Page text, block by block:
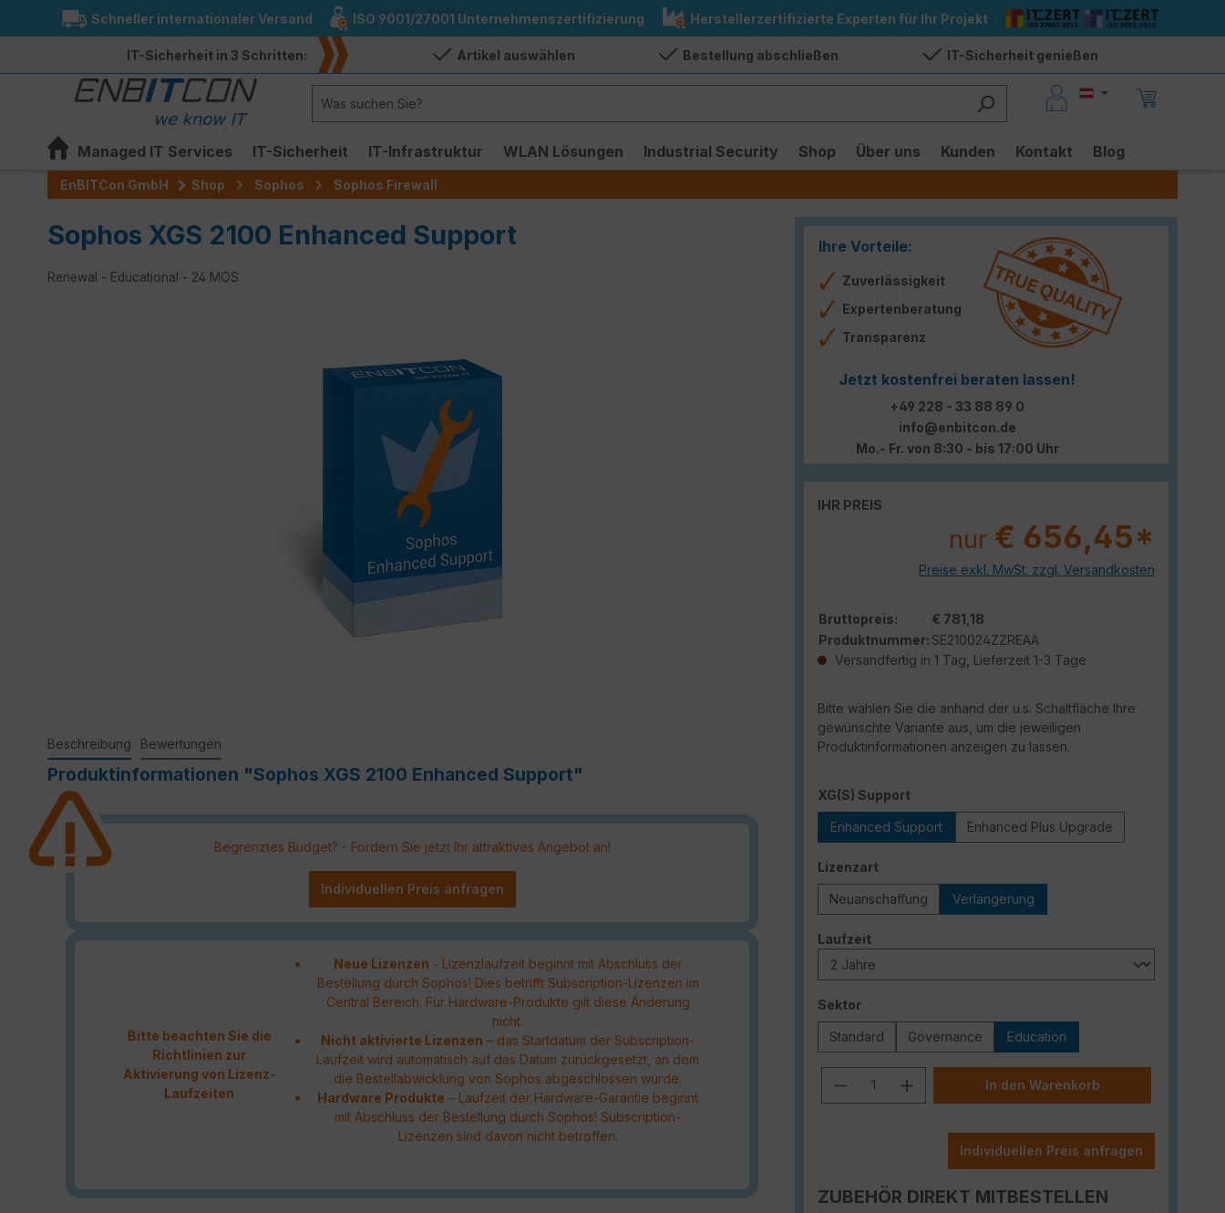
Zur Hauptnavigation springen
Schneller internationaler Versand ISO 9001/27001 Unternehmenszertifizierung Herstellerzertifizierte Experten für Ihr Projekt
IT-Sicherheit in 3 Schritten: Artikel auswählen Bestellung abschließen IT-Sicherheit genießen
Managed IT Services IT-Sicherheit IT-Infrastruktur WLAN Lösungen Industrial Security Shop Über uns Kunden Kontakt Blog
EnBITCon GmbH Shop Sophos Sophos Firewall
Sophos XGS 2100 Enhanced Support
Renewal - Educational - 24 MOS
Ihre Vorteile:
Zuverlässigkeit
Expertenberatung
Transparenz
Jetzt kostenfrei beraten lassen!
+49 228 - 33 88 89 0
info@enbitcon.de
Mo.- Fr. von 8:30 - bis 17:00 Uhr
IHR PREIS
nur € 656,45*
Preise exkl. MwSt. zzgl. Versandkosten
Bruttopreis:
€ 781,18
Produktnummer: SE210024ZZREAA
Versandfertig in 1 Tag, Lieferzeit 1-3 Tage
Bitte wählen Sie die anhand der u.s. Schaltfläche Ihre
gewünschte Variante aus, um die jeweiligen
Produktinformationen anzeigen zu lassen.
XG(S) Supportauswählen
Enhanced Support Enhanced Plus Upgrade
Lizenzartauswählen
Neuanschaffung Verlängerung
Laufzeitauswählen
Sektorauswählen
Standard Governance Education
Produkt Anzahl: Gib den
In den Warenkorb
Individuellen Preis anfragen
ZUBEHÖR DIREKT MITBESTELLEN
Beschreibung Bewertungen
Produktinformationen "Sophos XGS 2100 Enhanced Support"
Begrenztes Budget? - Fordern Sie jetzt Ihr attraktives Angebot an!
Individuellen Preis anfragen
Bitte beachten Sie die
Richtlinien zur
Aktivierung von Lizenz-
Laufzeiten
Neue Lizenzen - Lizenzlaufzeit beginnt mit Abschluss der
Bestellung durch Sophos! Dies betrifft Subscription-Lizenzen im
Central Bereich. Für Hardware-Produkte gilt diese Änderung
nicht.
Nicht aktivierte Lizenzen – das Startdatum der Subscription-
Laufzeit wird automatisch auf das Datum zurückgesetzt, an dem
die Bestellabwicklung von Sophos abgeschlossen wurde.
Hardware Produkte – Laufzeit der Hardware-Garantie beginnt
mit Abschluss der Bestellung durch Sophos! Subscription-
Lizenzen sind davon nicht betroffen.